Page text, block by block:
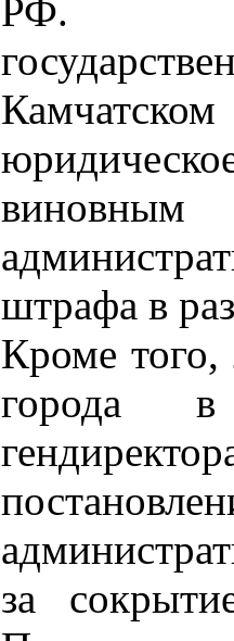
РФ.
штрафа в
Кроме того,
города
за